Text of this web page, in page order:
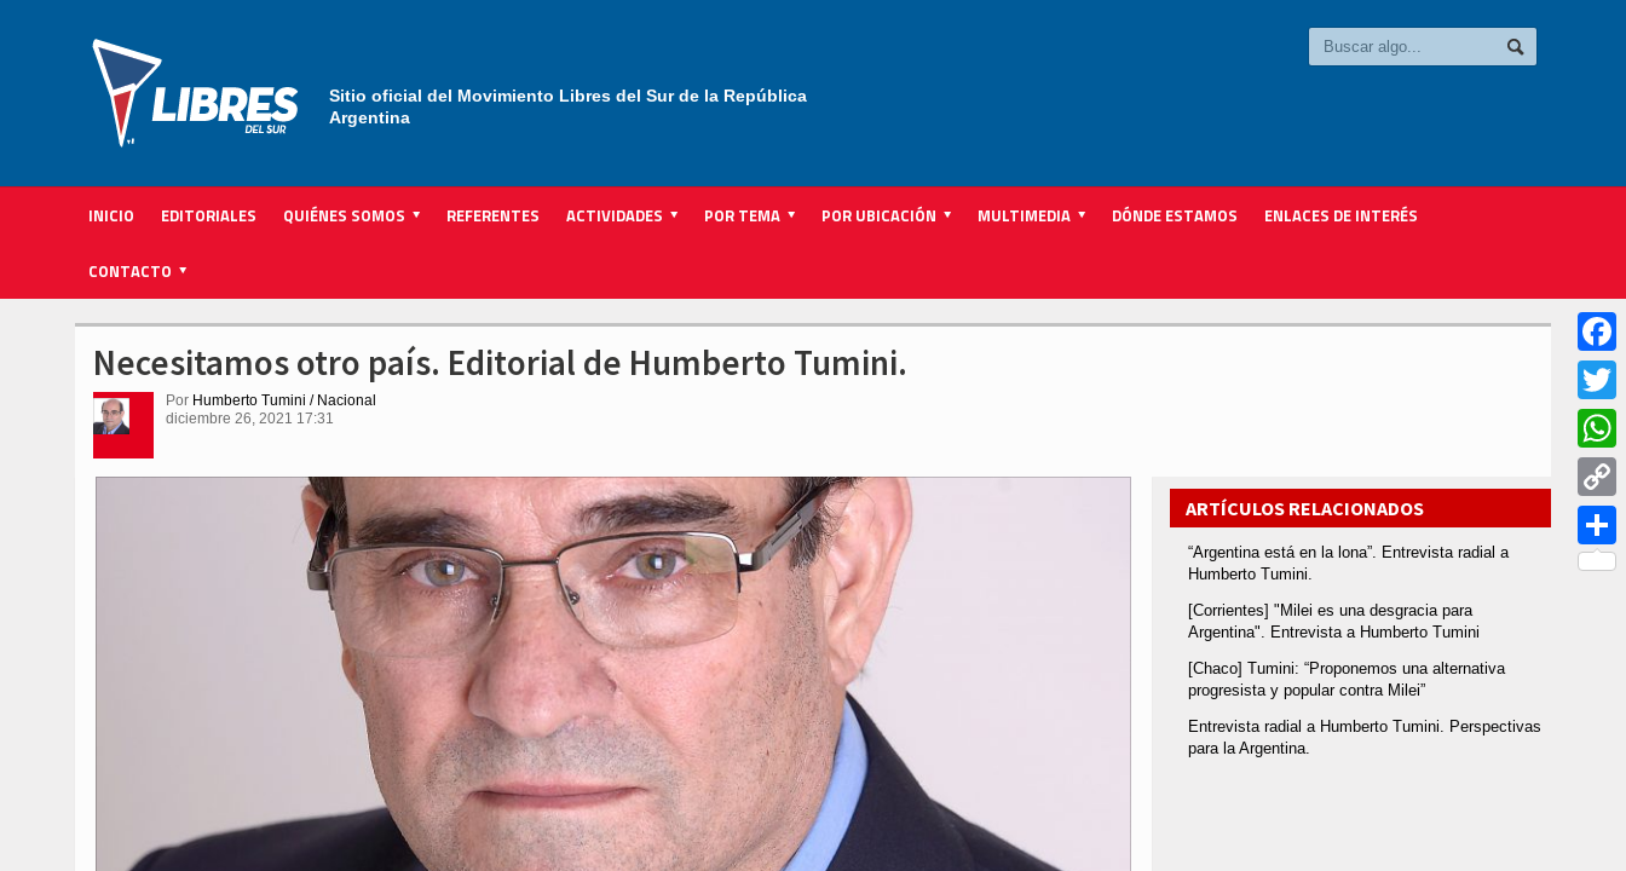
Sitio oficial del Movimiento Libres del Sur de la República
Argentina
INICIO EDITORIALES QUIÉNES SOMOS REFERENTES ACTIVIDADES POR TEMA POR UBICACIÓN MULTIMEDIA DÓNDE ESTAMOS ENLACES DE INTERÉS
CONTACTO
Necesitamos otro país. Editorial de Humberto Tumini.
Por Humberto Tumini / Nacional
diciembre 26, 2021 17:31
ARTÍCULOS RELACIONADOS
“Argentina está en la lona”. Entrevista radial a
Humberto Tumini.
[Corrientes] "Milei es una desgracia para
Argentina". Entrevista a Humberto Tumini
[Chaco] Tumini: “Proponemos una alternativa
progresista y popular contra Milei”
Entrevista radial a Humberto Tumini. Perspectivas
para la Argentina.
Twitter
Copy
Link